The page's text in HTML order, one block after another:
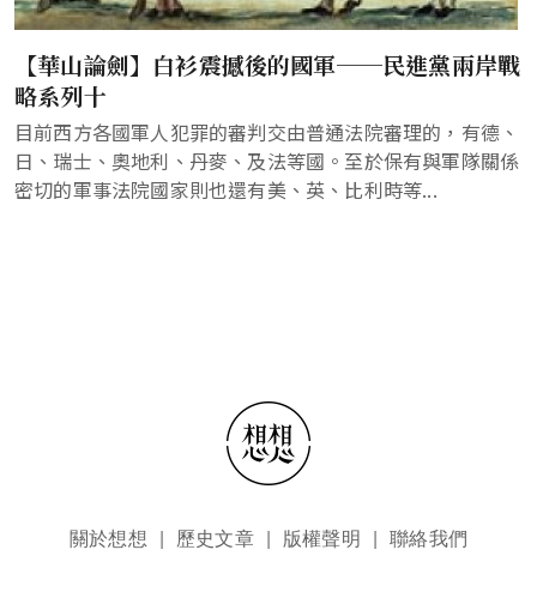
【華山論劍】白衫震撼後的國軍──民進黨兩岸戰
略系列十
目前西方各國軍人犯罪的審判交由普通法院審理的，有德、
日、瑞士、奧地利、丹麥、及法等國。至於保有與軍隊關係
密切的軍事法院國家則也還有美、英、比利時等...
頁尾選單關於想想 歷史文章 版權聲明 聯絡我們